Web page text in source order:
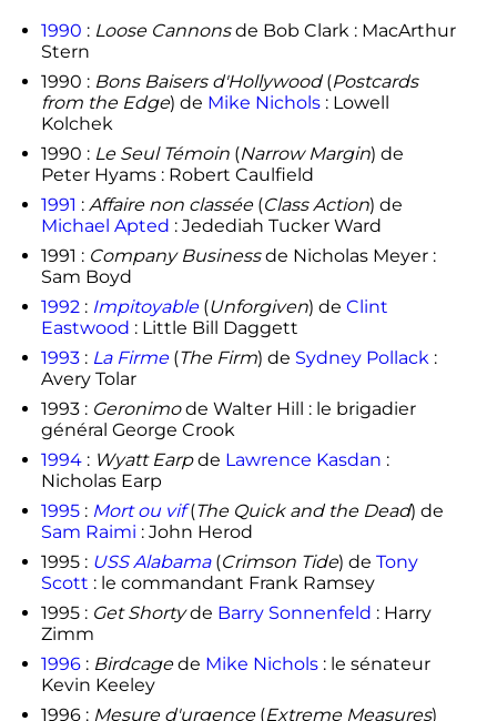
1990 : Loose Cannonsde Bob Clark : MacArthur
Stern
1990 : Bons Baisers d'Hollywood(Postcards
from the Edge) de Mike Nichols: Lowell
Kolchek
1990 : Le Seul Témoin(Narrow Margin) de
Peter Hyams : Robert Caulfield
1991 : Affaire non classée(Class Action) de
Michael Apted : Jedediah Tucker Ward
1991 : Company Businessde Nicholas Meyer :
Sam Boyd
1992: Impitoyable(Unforgiven) de Clint
Eastwood : Little Bill Daggett
1993: La Firme(The Firm) de Sydney Pollack:
Avery Tolar
1993 : Geronimode Walter Hill : le brigadier
général George Crook
1994: Wyatt Earpde Lawrence Kasdan :
Nicholas Earp
1995: Mort ou vif(The Quick and the Dead) de
Sam Raimi : John Herod
1995 : USS Alabama(Crimson Tide) de Tony
Scott : le commandant Frank Ramsey
1995 : Get Shortyde Barry Sonnenfeld : Harry
Zimm
1996: Birdcagede Mike Nichols: le sénateur
Kevin Keeley
1996 : Mesure d'urgence(Extreme Measures)